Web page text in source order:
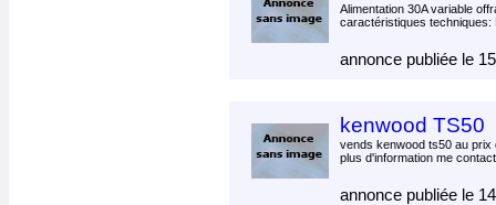
Alimentation 30A variable
caractéristiques
annonce publiée le
kenwood TS50
vends kenwood ts50 au prix
plus d'information me
annonce publiée le